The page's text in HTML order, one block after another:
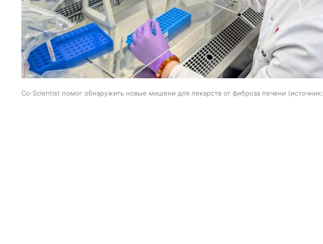
Co‑Scientist помог обнаружить новые мишени для лекарств от фиброза печени источник: